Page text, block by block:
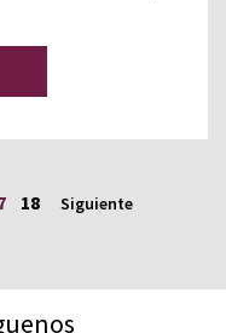
18 Siguiente